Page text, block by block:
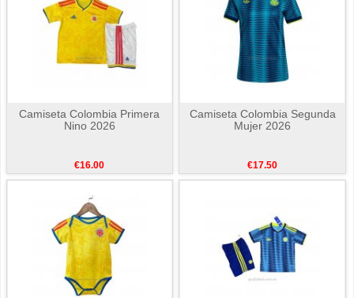
Camiseta Colombia Primera
Nino 2026
€16.00
Camiseta Colombia Segunda
Mujer 2026
€17.50